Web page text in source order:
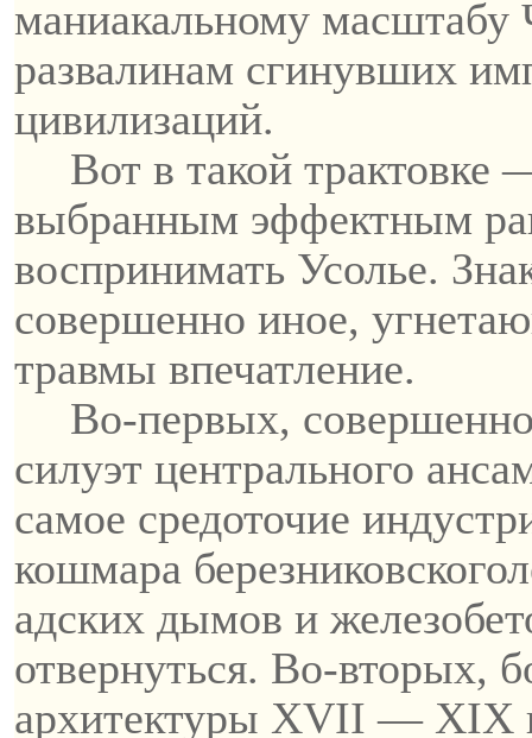
маниакальному масштабу
развалинам сгинувших
цивилизаций.
Вот в такой трактовке
выбранным эффектным
воспринимать Усолье.
совершенно иное,
травмы впечатление.
Во-первых,
силуэт центрального
самое средоточие
кошмара березниковского
адских дымов и
отвернуться. Во-вторых,
архитектуры XVII — XIX